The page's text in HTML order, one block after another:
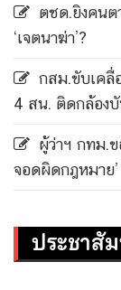
ตชด.ยิงคนต
‘เจตนาฆ่า’?
กสม.ขับเคลื่
4 สน. ติดกล้อง
ผู้ว่าฯ กทม.ข
จอดผิดกฎหมาย’
ประชาสั